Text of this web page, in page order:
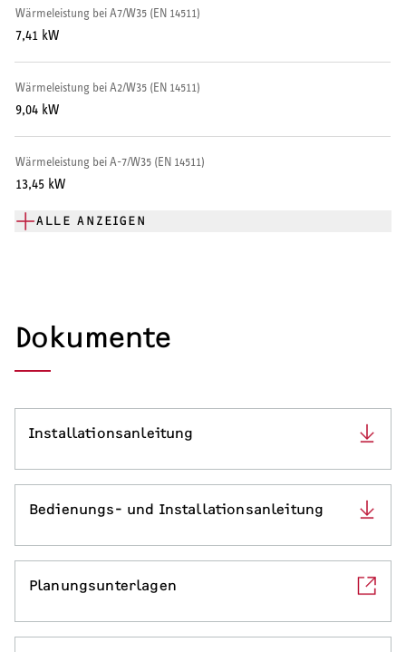
Warmwasser-Wärmepumpe
Kochendwassergeräte
Händetrockner
SERVICE
Wärmeleistung bei A7/W35 (EN 14511)
7,41 kW
Wärmeleistung bei A2/W35 (EN 14511)
9,04 kW
Wärmeleistung bei A-7/W35 (EN 14511)
13,45 kW
ALLE ANZEIGEN
Dokumente
Installationsanleitung
Bedienungs- und Installationsanleitung
Planungsunterlagen